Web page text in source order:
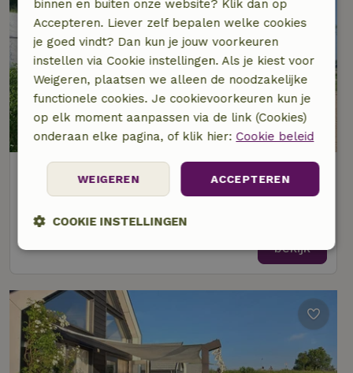
Natuurhuisje in Kortgene
Op 5 km afstand van Kats
8,3/10
4 personen
bekijk
binnen en buiten onze website? Klik dan op
Accepteren. Liever zelf bepalen welke cookies
je goed vindt? Dan kun je jouw voorkeuren
instellen via Cookie instellingen. Als je kiest voor
Weigeren, plaatsen we alleen de noodzakelijke
functionele cookies. Je cookievoorkeuren kun je
op elk moment aanpassen via de link (Cookies)
onderaan elke pagina, of klik hier: Cookie beleid
ACCEPTEREN
WEIGEREN
COOKIE INSTELLINGEN
Strikt
Prestatie Targeting
Functioneel Niet-geclassificeerd